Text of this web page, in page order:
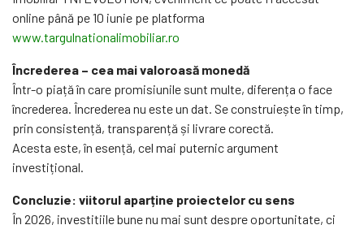
online până pe 10 iunie pe platforma
www.targulnationalimobiliar.ro
Încrederea – cea mai valoroasă monedă
Într-o piață în care promisiunile sunt multe, diferența o face
încrederea. Încrederea nu este un dat. Se construiește în timp,
prin consistență, transparență și livrare corectă.
Acesta este, în esență, cel mai puternic argument
investițional.
Concluzie: viitorul aparține proiectelor cu sens
În 2026, investițiile bune nu mai sunt despre oportunitate, ci